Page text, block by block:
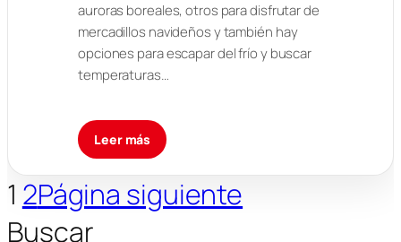
auroras boreales, otros para disfrutar de
mercadillos navideños y también hay
opciones para escapar del frío y buscar
temperaturas…
Leer más
1 2Página siguiente
Buscar